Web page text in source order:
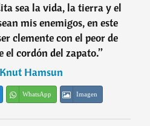
sea la vida, la tierra y el
mis enemigos, en este
clemente con el peor de
el cordón del zapato.”
Knut Hamsun
WhatsApp Imagen